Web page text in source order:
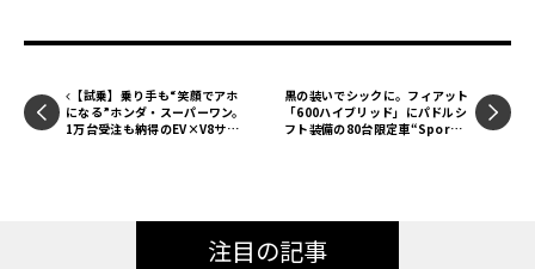
【試乗】乗り手も“笑顔でアホ
になる”ホンダ・スーパーワン。
1万台受注も納得のEV×V8サウ
黒の装いでシックに。フィアット
「600ハイブリッド」にパドルシ
フト装備の80台限定車“Spor
注目の記事